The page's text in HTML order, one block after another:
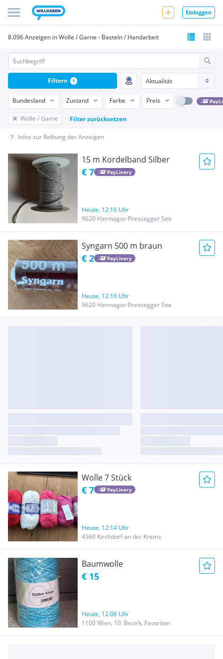
Einloggen
8.096 Anzeigen in Wolle / Garne - Basteln / Handarbeit
Bundesland Zustand Farbe Preis
Wolle / Garne Filter zurücksetzen
Filtern 1
Infos zur Reihung der Anzeigen
15 m Kordelband Silber
€ 7 PayLivery
Heute, 12:16 Uhr
9620 Hermagor-Pressegger See
Syngarn 500 m braun
€ 2 PayLivery
Heute, 12:16 Uhr
9620 Hermagor-Pressegger See
Wolle 7 Stück
€ 7 PayLivery
Heute, 12:14 Uhr
4560 Kirchdorf an der Krems
Baumwolle
€ 15
Heute, 12:06 Uhr
1100 Wien, 10. Bezirk, Favoriten